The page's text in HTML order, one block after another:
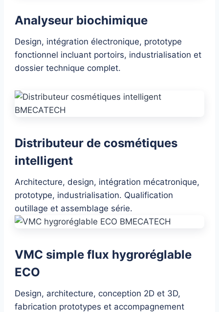
Analyseur biochimique
Design, intégration électronique, prototype
fonctionnel incluant portoirs, industrialisation et
dossier technique complet.
Distributeur de cosmétiques
intelligent
Architecture, design, intégration mécatronique,
prototype, industrialisation. Qualification
outillage et assemblage série.
VMC simple flux hygroréglable
ECO
Design, architecture, conception 2D et 3D,
fabrication prototypes et accompagnement